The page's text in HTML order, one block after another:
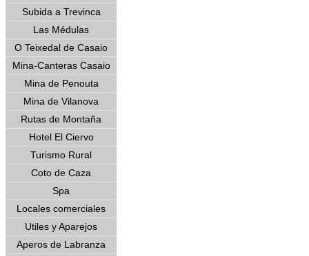
Subida a Trevinca
Las Médulas
O Teixedal de Casaio
Mina-Canteras Casaio
Mina de Penouta
Mina de Vilanova
Rutas de Montaña
Hotel El Ciervo
Turismo Rural
Coto de Caza
Spa
Locales comerciales
Utiles y Aparejos
Aperos de Labranza